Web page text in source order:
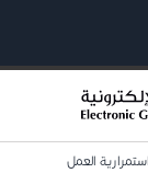
العمل